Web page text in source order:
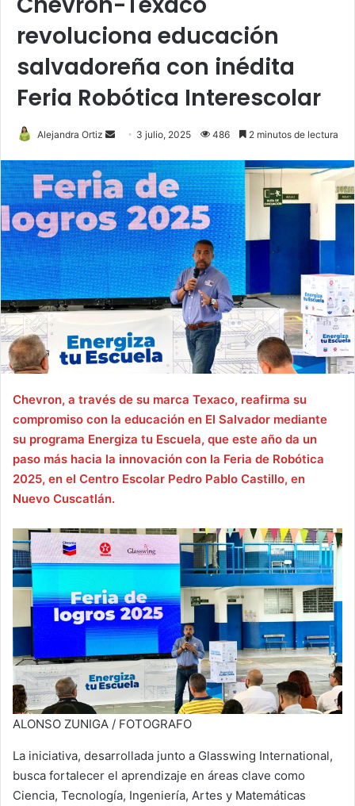
revoluciona educación
salvadoreña con inédita
Feria Robótica Interescolar
Alejandra Ortiz
Send
email
3 julio, 2025 486 2 minutos de lectura
Chevron, a través de su marca Texaco, reafirma su
compromiso con la educación en El Salvador mediante
su programa Energiza tu Escuela, que este año da un
paso más hacia la innovación con la Feria de Robótica
2025, en el Centro Escolar Pedro Pablo Castillo, en
Nuevo Cuscatlán.
ALONSO ZUNIGA / FOTOGRAFO
La iniciativa, desarrollada junto a Glasswing International,
busca fortalecer el aprendizaje en áreas clave como
Ciencia, Tecnología, Ingeniería, Artes y Matemáticas